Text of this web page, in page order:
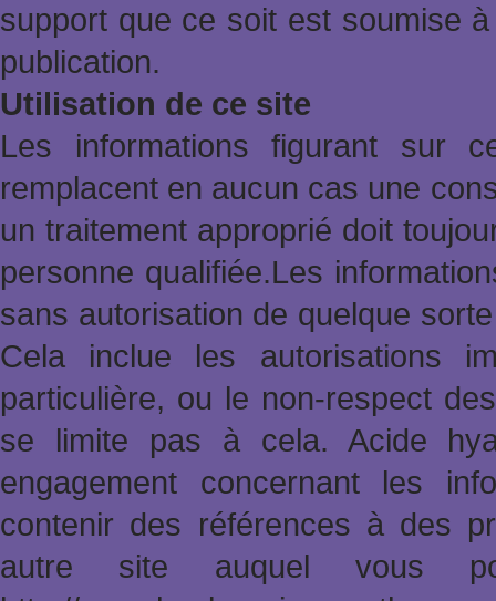
support que ce soit est soumise
publication.
Utilisation de ce site
Les informations figurant sur
remplacent en aucun cas une
un traitement approprié doit
personne qualifiée.Les
sans autorisation de quelque
Cela inclue les autorisations
particulière, ou le non-respect
se limite pas à cela. Acide
engagement concernant les
contenir des références à des
autre site auquel vous